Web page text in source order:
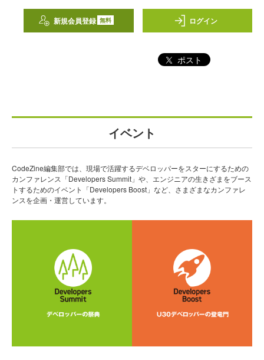
新規会員登録 無料 ログイン
ポスト
イベント
CodeZine編集部では、現場で活躍するデベロッパーをスターにするための
カンファレンス「Developers Summit」や、エンジニアの生きざまをブース
トするためのイベント「Developers Boost」など、さまざまなカンファレ
ンスを企画・運営しています。